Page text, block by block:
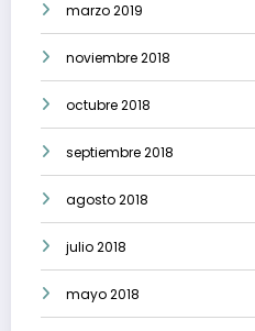
marzo 2019
noviembre 2018
octubre 2018
septiembre 2018
agosto 2018
julio 2018
mayo 2018